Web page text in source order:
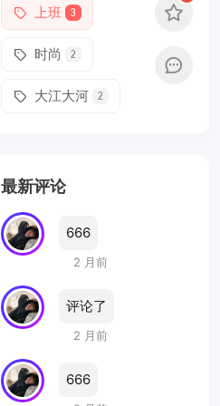
上班 3
时尚 2
大江大河 2
最新评论
666
2 月前
评论了
2 月前
666